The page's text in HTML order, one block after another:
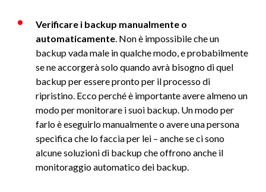
Verificare i backup manualmente o
automaticamente. Non è impossibile che un
backup vada male in qualche modo, e probabilmente
se ne accorgerà solo quando avrà bisogno di quel
backup per essere pronto per il processo di
ripristino. Ecco perché è importante avere almeno un
modo per monitorare i suoi backup. Un modo per
farlo è eseguirlo manualmente o avere una persona
specifica che lo faccia per lei – anche se ci sono
alcune soluzioni di backup che offrono anche il
monitoraggio automatico dei backup.